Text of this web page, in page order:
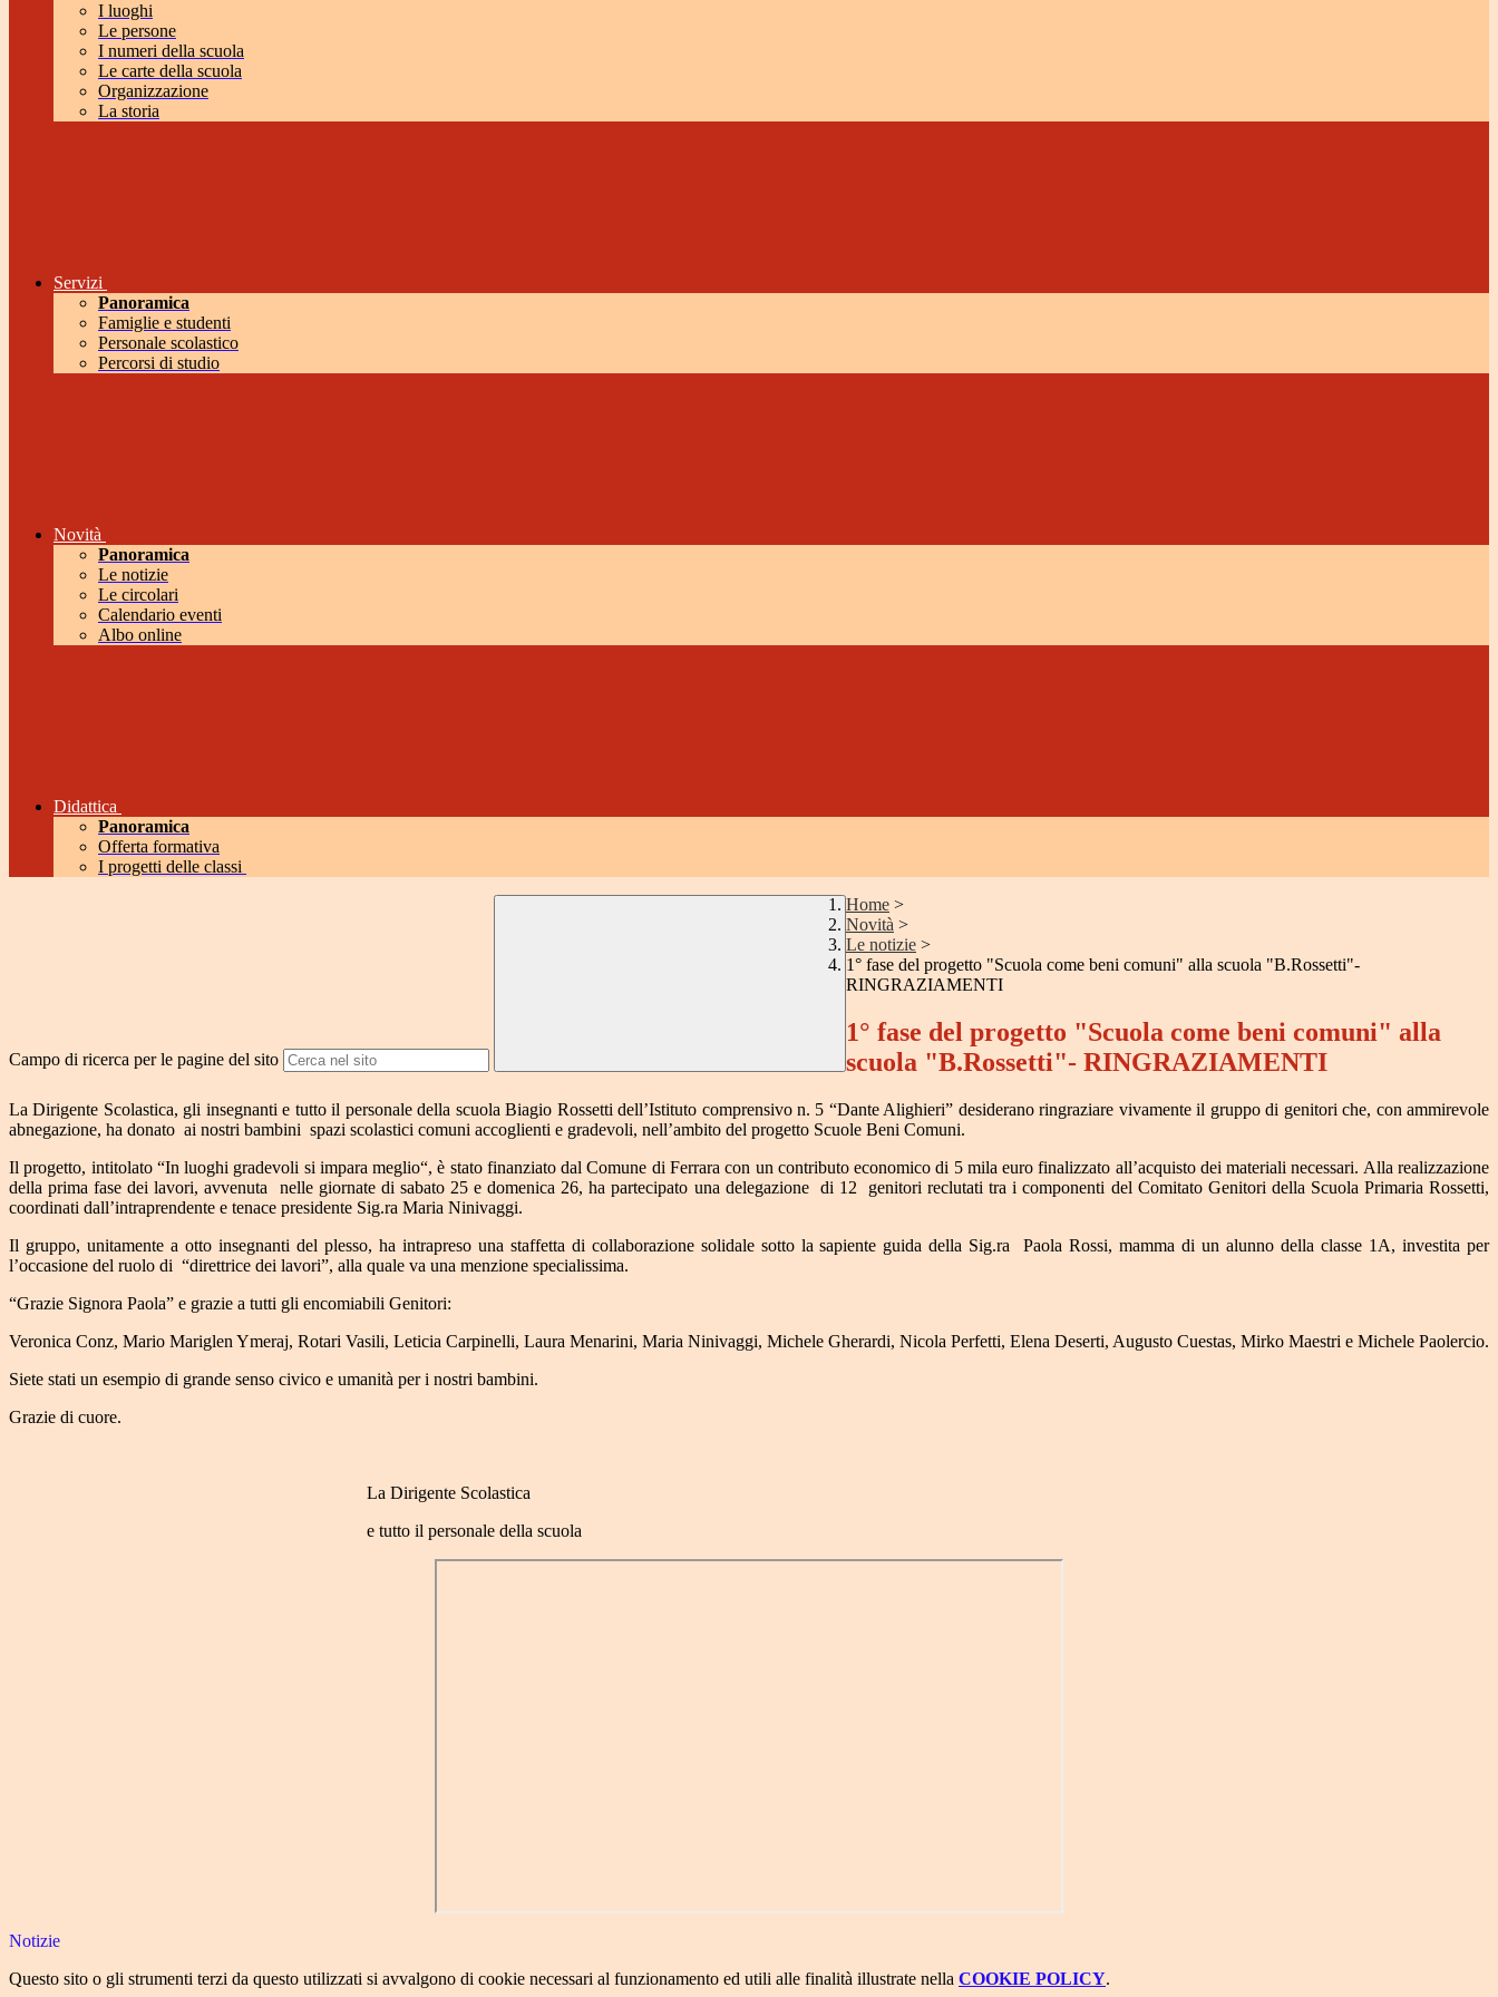
I luoghi
Le persone
I numeri della scuola
Le carte della scuola
Organizzazione
La storia
Servizi
Panoramica
Famiglie e studenti
Personale scolastico
Percorsi di studio
Novità
Panoramica
Le notizie
Le circolari
Calendario eventi
Albo online
Didattica
Panoramica
Offerta formativa
I progetti delle classi
Campo di ricerca per le pagine del sito
Home >
Novità >
Le notizie >
1° fase del progetto "Scuola come beni comuni" alla scuola "B.Rossetti"-
RINGRAZIAMENTI
1° fase del progetto "Scuola come beni comuni" alla
scuola "B.Rossetti"- RINGRAZIAMENTI
La Dirigente Scolastica, gli insegnanti e tutto il personale della scuola Biagio Rossetti dell’Istituto comprensivo n. 5 “Dante Alighieri” desiderano ringraziare vivamente il gruppo di genitori che, con ammirevole
abnegazione, ha donato ai nostri bambini spazi scolastici comuni accoglienti e gradevoli, nell’ambito del progetto Scuole Beni Comuni.
Il progetto, intitolato “In luoghi gradevoli si impara meglio“, è stato finanziato dal Comune di Ferrara con un contributo economico di 5 mila euro finalizzato all’acquisto dei materiali necessari. Alla realizzazione
della prima fase dei lavori, avvenuta
nelle giornate di sabato 25 e domenica 26, ha partecipato una delegazione di 12
genitori reclutati tra i componenti del Comitato Genitori della Scuola Primaria Rossetti,
coordinati dall’intraprendente e tenace presidente Sig.ra Maria Ninivaggi.
Il gruppo, unitamente a otto insegnanti del plesso, ha intrapreso una staffetta di collaborazione solidale sotto la sapiente guida della Sig.ra
Paola Rossi, mamma di un alunno della classe 1A, investita per
l’occasione del ruolo di “direttrice dei lavori”, alla quale va una menzione specialissima.
“Grazie Signora Paola” e grazie a tutti gli encomiabili Genitori:
Veronica Conz, Mario Mariglen Ymeraj, Rotari Vasili, Leticia Carpinelli, Laura Menarini, Maria Ninivaggi, Michele Gherardi, Nicola Perfetti, Elena Deserti, Augusto Cuestas, Mirko Maestri e Michele Paolercio.
Siete stati un esempio di grande senso civico e umanità per i nostri bambini.
Grazie di cuore.
La Dirigente Scolastica
e tutto il personale della scuola
Notizie
Questo sito o gli strumenti terzi da questo utilizzati si avvalgono di cookie necessari al funzionamento ed utili alle finalità illustrate nella COOKIE POLICY.